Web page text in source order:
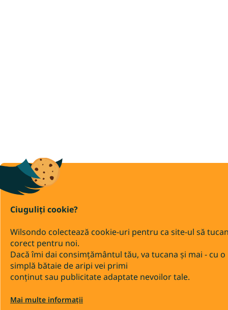
Ciuguliți cookie?
Wilsondo colectează cookie-uri pentru ca site-ul să
corect pentru noi.
Dacă îmi dai consimțământul tău, va tucana și mai - cu o
simplă bătaie de aripi vei primi
conținut sau publicitate adaptate nevoilor tale.
Mai multe informații